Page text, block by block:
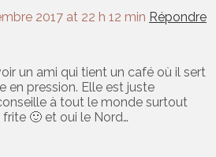
2017 at 22 h 12 min Répondre
un ami qui tient un café où il sert
en pression. Elle est juste
à tout le monde surtout
🙂 et oui le Nord…